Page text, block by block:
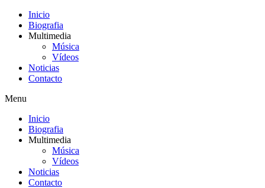
Inicio
Biografia
Multimedia
Música
Vídeos
Noticias
Contacto
Menu
Inicio
Biografia
Multimedia
Música
Vídeos
Noticias
Contacto